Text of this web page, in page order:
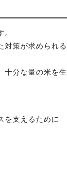
対策が求められる
十分な量の米を生
を支えるために